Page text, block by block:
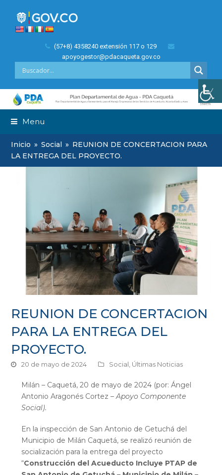
(57+8) 4358240 extensión 117 o 129
apoyogestor@pdacaqueta.gov.co
Menu
Inicio » Social » REUNION DE CONCERTACION PARA
LA ENTREGA DEL PROYECTO.
REUNION DE CONCERTACION
PARA LA ENTREGA DEL
PROYECTO.
20 de mayo de 2024 Social Últimas Noticias
Milán – Caquetá, 20 de mayo de 2024 (por: Ángel
Antonio Aragonés Cortez – Apoyo Componente
Social).
En la inspección de San Antonio de Getuchá del
Municipio de Milán Caquetá, se realizó reunión de
socialización para la entrega del proyecto
“Construcción del Acueducto Incluye PTAP de